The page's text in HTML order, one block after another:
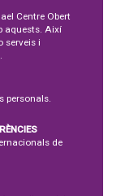
Centre Obert
aquests. Així
serveis i
personals.
de